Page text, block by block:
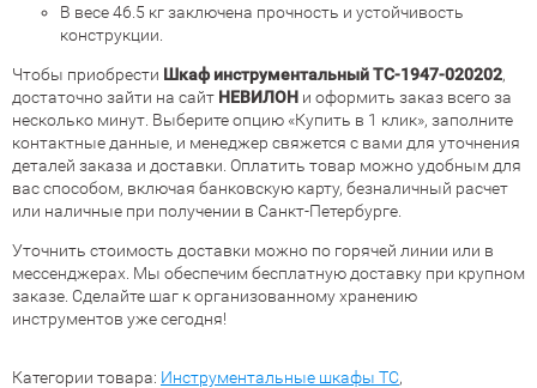
В весе 46.5 кг заключена прочность и устойчивость
конструкции.
Чтобы приобрести Шкаф инструментальный TC-1947-020202,
достаточно зайти на сайт НЕВИЛОН и оформить заказ всего за
несколько минут. Выберите опцию «Купить в 1 клик», заполните
контактные данные, и менеджер свяжется с вами для уточнения
деталей заказа и доставки. Оплатить товар можно удобным для
вас способом, включая банковскую карту, безналичный расчет
или наличные при получении в Санкт-Петербурге.
Уточнить стоимость доставки можно по горячей линии или в
мессенджерах. Мы обеспечим бесплатную доставку при крупном
заказе. Сделайте шаг к организованному хранению
инструментов уже сегодня!
Категории товара: Инструментальные шкафы TC,